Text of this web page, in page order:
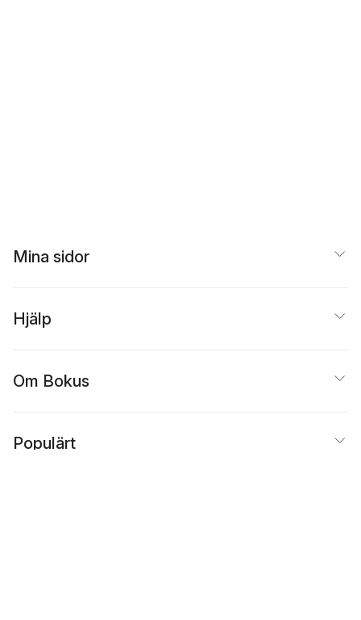
Mina sidor
Hjälp
Om Bokus
Populärt